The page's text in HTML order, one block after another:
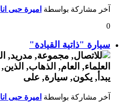
آخر مشاركة بواسطة اميرة حبى انا
0
سيارة "ذاتية القيادة"
آخر مشاركة بواسطة اميرة حبى انا